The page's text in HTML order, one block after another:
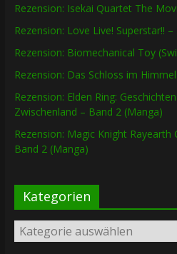
Rezension: Isekai Quartet The
Rezension: Love Live! Superstar!! –
Rezension: Biomechanical Toy
Rezension: Das Schloss im Himmel
Rezension: Elden Ring:
Zwischenland – Band 2 (Manga)
Rezension: Magic Knight
Band 2 (Manga)
Kategorien
Kategorien